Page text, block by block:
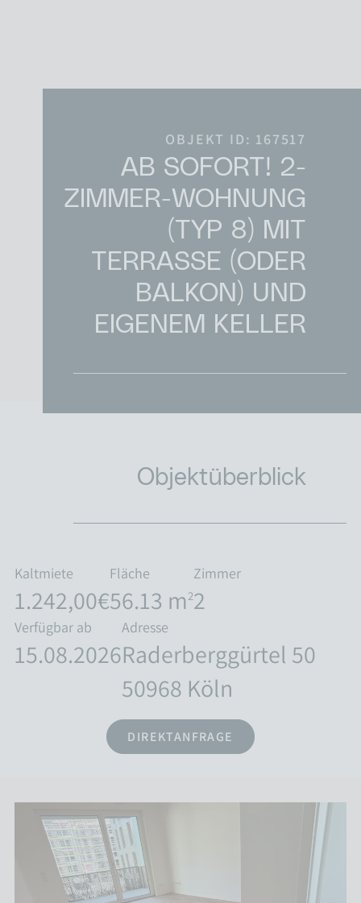
MIETEN & WOHNEN
UNTERNEHMEN
OBJEKT ID: 167517
AB SOFORT! 2-
ZIMMER-WOHNUNG
(TYP 8) MIT
TERRASSE (ODER
BALKON) UND
EIGENEM KELLER
Objektüberblick
Kaltmiete
1.242,00€
Fläche
56.13 m2
Zimmer
2
Verfügbar ab
15.08.2026
Adresse
Raderberggürtel 50
50968 Köln
DIREKTANFRAGE